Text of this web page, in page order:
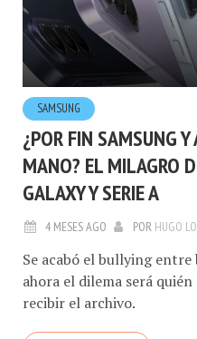
SAMSUNG
¿POR FIN SAMSUNG
MANO? EL MILAGRO
GALAXY Y SERIE A
4 MESES AGO POR HUGO
Se acabó el bullying entre
ahora el dilema será
recibir el archivo.